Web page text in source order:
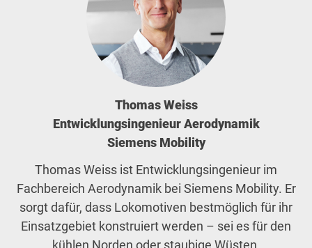
Thomas Weiss
Entwicklungsingenieur Aerodynamik
Siemens Mobility
Thomas Weiss ist Entwicklungsingenieur im
Fachbereich Aerodynamik bei Siemens Mobility. Er
sorgt dafür, dass Lokomotiven bestmöglich für ihr
Einsatzgebiet konstruiert werden – sei es für den
kühlen Norden oder staubige Wüsten.